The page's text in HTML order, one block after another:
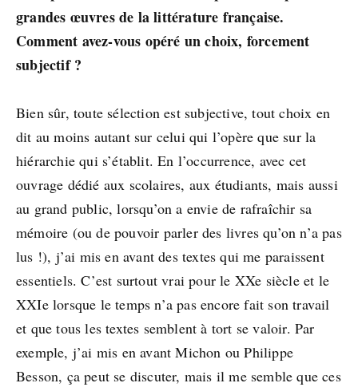
grandes œuvres de la littérature française.
Comment avez-vous opéré un choix, forcement
subjectif ?
Bien sûr, toute sélection est subjective, tout choix en
dit au moins autant sur celui qui l’opère que sur la
hiérarchie qui s’établit. En l’occurrence, avec cet
ouvrage dédié aux scolaires, aux étudiants, mais aussi
au grand public, lorsqu’on a envie de rafraîchir sa
mémoire (ou de pouvoir parler des livres qu’on n’a pas
lus !), j’ai mis en avant des textes qui me paraissent
essentiels. C’est surtout vrai pour le XXe siècle et le
XXIe lorsque le temps n’a pas encore fait son travail
et que tous les textes semblent à tort se valoir. Par
exemple, j’ai mis en avant Michon ou Philippe
Besson, ça peut se discuter, mais il me semble que ces